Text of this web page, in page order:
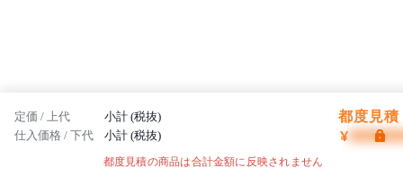
定価 / 上代 小計 (税抜) 都度見積
仕入価格 / 下代 小計 (税抜) ¥
都度見積の商品は合計金額に反映されません